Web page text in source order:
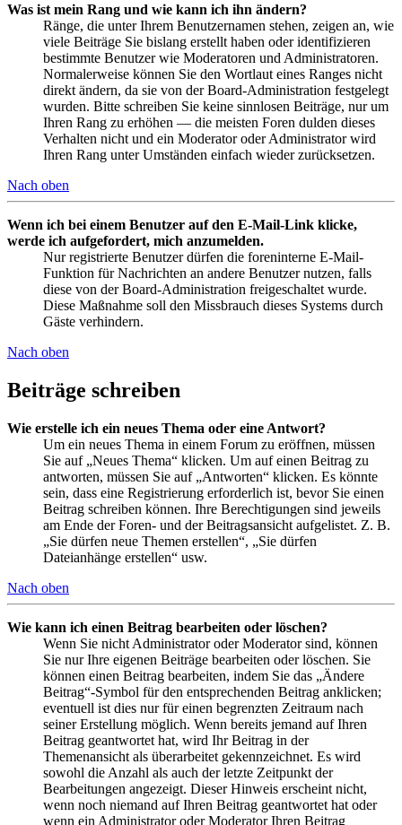
Was ist mein Rang und wie kann ich ihn ändern?
Ränge, die unter Ihrem Benutzernamen stehen, zeigen an, wie
viele Beiträge Sie bislang erstellt haben oder identifizieren
bestimmte Benutzer wie Moderatoren und Administratoren.
Normalerweise können Sie den Wortlaut eines Ranges nicht
direkt ändern, da sie von der Board-Administration festgelegt
wurden. Bitte schreiben Sie keine sinnlosen Beiträge, nur um
Ihren Rang zu erhöhen — die meisten Foren dulden dieses
Verhalten nicht und ein Moderator oder Administrator wird
Ihren Rang unter Umständen einfach wieder zurücksetzen.
Nach oben
Wenn ich bei einem Benutzer auf den E-Mail-Link klicke,
werde ich aufgefordert, mich anzumelden.
Nur registrierte Benutzer dürfen die foreninterne E-Mail-
Funktion für Nachrichten an andere Benutzer nutzen, falls
diese von der Board-Administration freigeschaltet wurde.
Diese Maßnahme soll den Missbrauch dieses Systems durch
Gäste verhindern.
Nach oben
Beiträge schreiben
Wie erstelle ich ein neues Thema oder eine Antwort?
Um ein neues Thema in einem Forum zu eröffnen, müssen
Sie auf „Neues Thema“ klicken. Um auf einen Beitrag zu
antworten, müssen Sie auf „Antworten“ klicken. Es könnte
sein, dass eine Registrierung erforderlich ist, bevor Sie einen
Beitrag schreiben können. Ihre Berechtigungen sind jeweils
am Ende der Foren- und der Beitragsansicht aufgelistet. Z. B.
„Sie dürfen neue Themen erstellen“, „Sie dürfen
Dateianhänge erstellen“ usw.
Nach oben
Wie kann ich einen Beitrag bearbeiten oder löschen?
Wenn Sie nicht Administrator oder Moderator sind, können
Sie nur Ihre eigenen Beiträge bearbeiten oder löschen. Sie
können einen Beitrag bearbeiten, indem Sie das „Ändere
Beitrag“-Symbol für den entsprechenden Beitrag anklicken;
eventuell ist dies nur für einen begrenzten Zeitraum nach
seiner Erstellung möglich. Wenn bereits jemand auf Ihren
Beitrag geantwortet hat, wird Ihr Beitrag in der
Themenansicht als überarbeitet gekennzeichnet. Es wird
sowohl die Anzahl als auch der letzte Zeitpunkt der
Bearbeitungen angezeigt. Dieser Hinweis erscheint nicht,
wenn noch niemand auf Ihren Beitrag geantwortet hat oder
wenn ein Administrator oder Moderator Ihren Beitrag